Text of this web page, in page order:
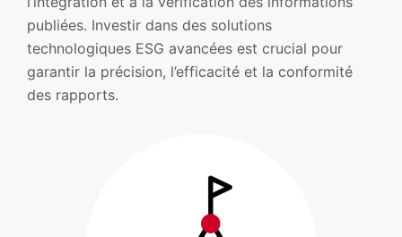
publiées. Investir dans des solutions
technologiques ESG avancées est crucial pour
garantir la précision, l’efficacité et la conformité
des rapports.